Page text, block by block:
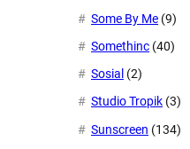
Some By Me (9)
Somethinc (40)
Sosial (2)
Studio Tropik (3)
Sunscreen (134)